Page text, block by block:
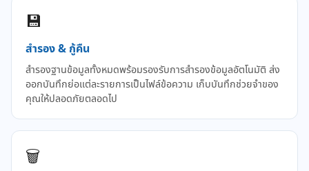
💾
สำรอง & กู้คืน
สำรองฐานข้อมูลทั้งหมดพร้อมรองรับการสำรองข้อมูลอัตโนมัติ ส่ง
ออกบันทึกย่อแต่ละรายการเป็นไฟล์ข้อความ เก็บบันทึกช่วยจำของ
คุณให้ปลอดภัยตลอดไป
🗑️